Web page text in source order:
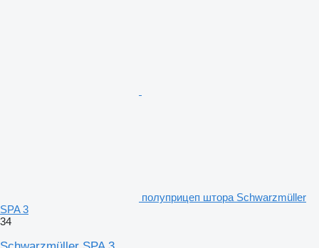
полуприцеп штора Schwarzmüller
SPA 3
34